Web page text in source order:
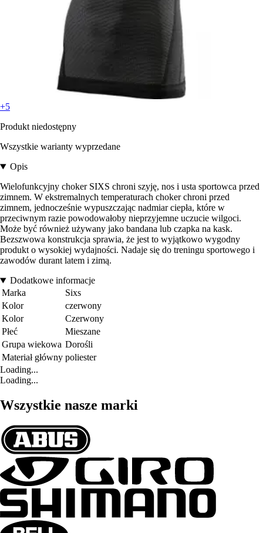
+5
Produkt niedostępny
Wszystkie warianty wyprzedane
Opis
Wielofunkcyjny choker SIXS chroni szyję, nos i usta sportowca przed
zimnem. W ekstremalnych temperaturach choker chroni przed
zimnem, jednocześnie wypuszczając nadmiar ciepła, które w
przeciwnym razie powodowałoby nieprzyjemne uczucie wilgoci.
Może być również używany jako bandana lub czapka na kask.
Bezszwowa konstrukcja sprawia, że jest to wyjątkowo wygodny
produkt o wysokiej wydajności. Nadaje się do treningu sportowego i
zawodów durant latem i zimą.
Dodatkowe informacje
Marka
Sixs
Kolor
czerwony
Kolor
Czerwony
Płeć
Mieszane
Grupa wiekowa Dorośli
Materiał główny poliester
Loading...
Loading...
Wszystkie nasze marki